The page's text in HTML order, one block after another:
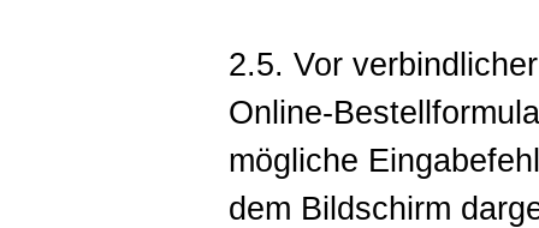
2.5. Vor
Online-
mögliche
dem Bildschirm